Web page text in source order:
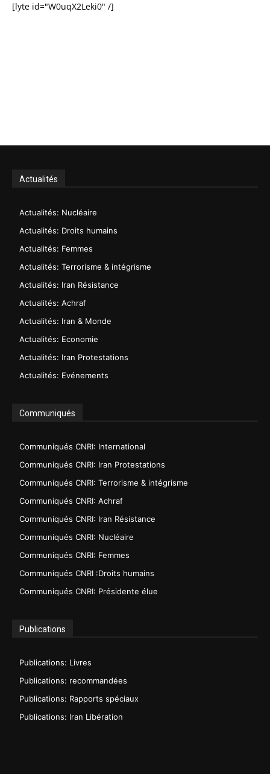
[lyte id="W0uqX2Leki0" /]
Actualités
Actualités: Nucléaire
Actualités: Droits humains
Actualités: Femmes
Actualités: Terrorisme & intégrisme
Actualités: Iran Résistance
Actualités: Achraf
Actualités: Iran & Monde
Actualités: Economie
Actualités: Iran Protestations
Actualités: Evénements
Communiqués
Communiqués CNRI: International
Communiqués CNRI: Iran Protestations
Communiqués CNRI: Terrorisme & intégrisme
Communiqués CNRI: Achraf
Communiqués CNRI: Iran Résistance
Communiqués CNRI: Nucléaire
Communiqués CNRI: Femmes
Communiqués CNRI :Droits humains
Communiqués CNRI: Présidente élue
Publications
Publications: Livres
Publications: recommandées
Publications: Rapports spéciaux
Publications: Iran Libération